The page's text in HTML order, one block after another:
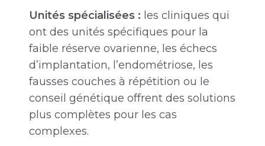
Unités spécialisées : les cliniques qui
ont des unités spécifiques pour la
faible réserve ovarienne, les échecs
d’implantation, l’endométriose, les
fausses couches à répétition ou le
conseil génétique offrent des solutions
plus complètes pour les cas
complexes.